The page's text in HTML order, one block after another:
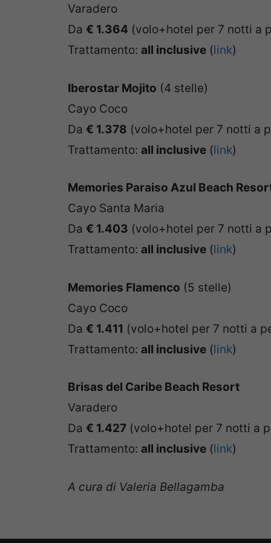
Varadero
Da € 1.364 (volo+hotel per 7 notti a
Trattamento: all inclusive (link)
Iberostar Mojito (4 stelle)
Cayo Coco
Da € 1.378 (volo+hotel per 7 notti a
Trattamento: all inclusive (link)
Memories Paraiso Azul Beach
Cayo Santa Maria
Da € 1.403 (volo+hotel per 7 notti a
Trattamento: all inclusive (link)
Memories Flamenco (5 stelle)
Cayo Coco
Da € 1.411 (volo+hotel per 7 notti a
Trattamento: all inclusive (link)
Brisas del Caribe Beach Resort
Varadero
Da € 1.427 (volo+hotel per 7 notti a
Trattamento: all inclusive (link)
A cura di Valeria Bellagamba